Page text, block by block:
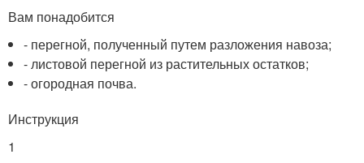
Вам понадобится
- перегной, полученный путем разложения навоза;
- листовой перегной из растительных остатков;
- огородная почва.
Инструкция
1